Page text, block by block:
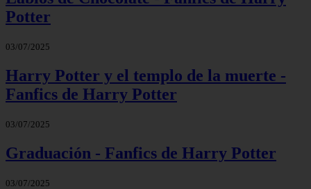
Potter
03/07/2025
Harry Potter y el templo de la muerte -
Fanfics de Harry Potter
03/07/2025
Graduación - Fanfics de Harry Potter
03/07/2025